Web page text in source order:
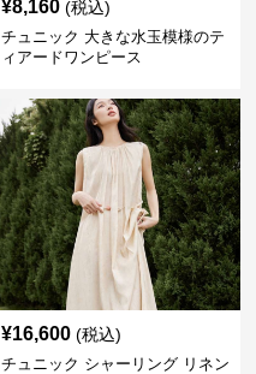
¥8,160 (税込)
チュニック 大きな水玉模様のテ
ィアードワンピース
¥16,600 (税込)
チュニック シャーリング リネン